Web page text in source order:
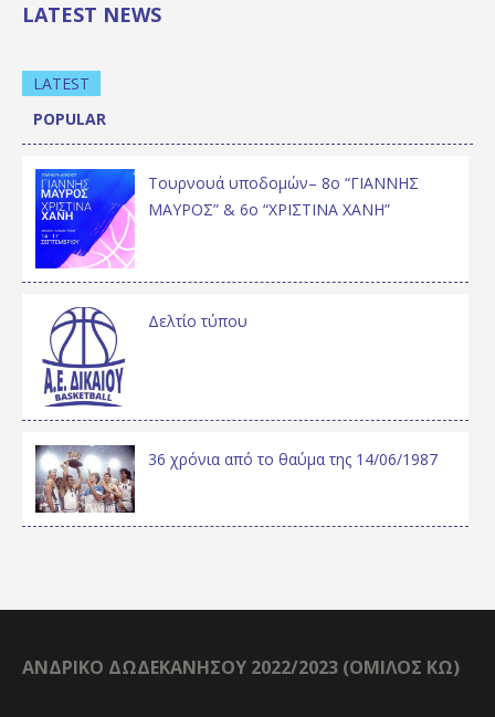
LATEST NEWS
LATEST
POPULAR
Τουρνουά υποδομών– 8ο “ΓΙΑΝΝΗΣ
ΜΑΥΡΟΣ” & 6ο “ΧΡΙΣΤΙΝΑ ΧΑΝΗ”
Δελτίο τύπου
36 χρόνια από το θαύμα της 14/06/1987
ΑΝΔΡΙΚΟ ΔΩΔΕΚΑΝΗΣΟΥ 2022/2023 (ΟΜΙΛΟΣ ΚΩ)